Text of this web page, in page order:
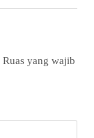
Ruas yang wajib